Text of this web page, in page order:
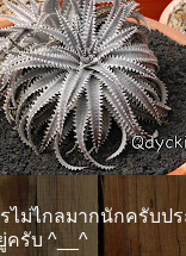
ม่ไกลมากนักครับปร
ครับ ^__^